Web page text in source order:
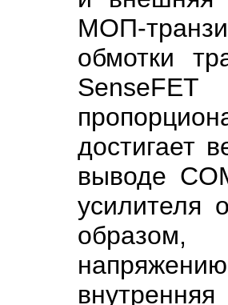
МОП-
обмотки
достигает
выводе
усилителя
образом,